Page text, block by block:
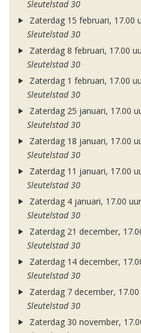
Sleutelstad 30
Zaterdag 15 februari, 17.00
Sleutelstad 30
Zaterdag 8 februari, 17.00
Sleutelstad 30
Zaterdag 1 februari, 17.00
Sleutelstad 30
Zaterdag 25 januari, 17.00
Sleutelstad 30
Zaterdag 18 januari, 17.00
Sleutelstad 30
Zaterdag 11 januari, 17.00
Sleutelstad 30
Zaterdag 4 januari, 17.00 uur
Sleutelstad 30
Zaterdag 21 december,
Sleutelstad 30
Zaterdag 14 december,
Sleutelstad 30
Zaterdag 7 december,
Sleutelstad 30
Zaterdag 30 november,